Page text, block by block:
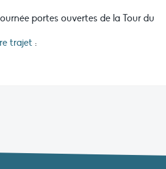
portes ouvertes de la Tour du
trajet :